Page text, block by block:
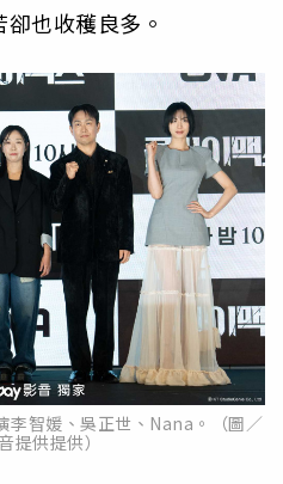
也收穫良多。
李智媛、吳正世、Nana。（圖／
提供提供）